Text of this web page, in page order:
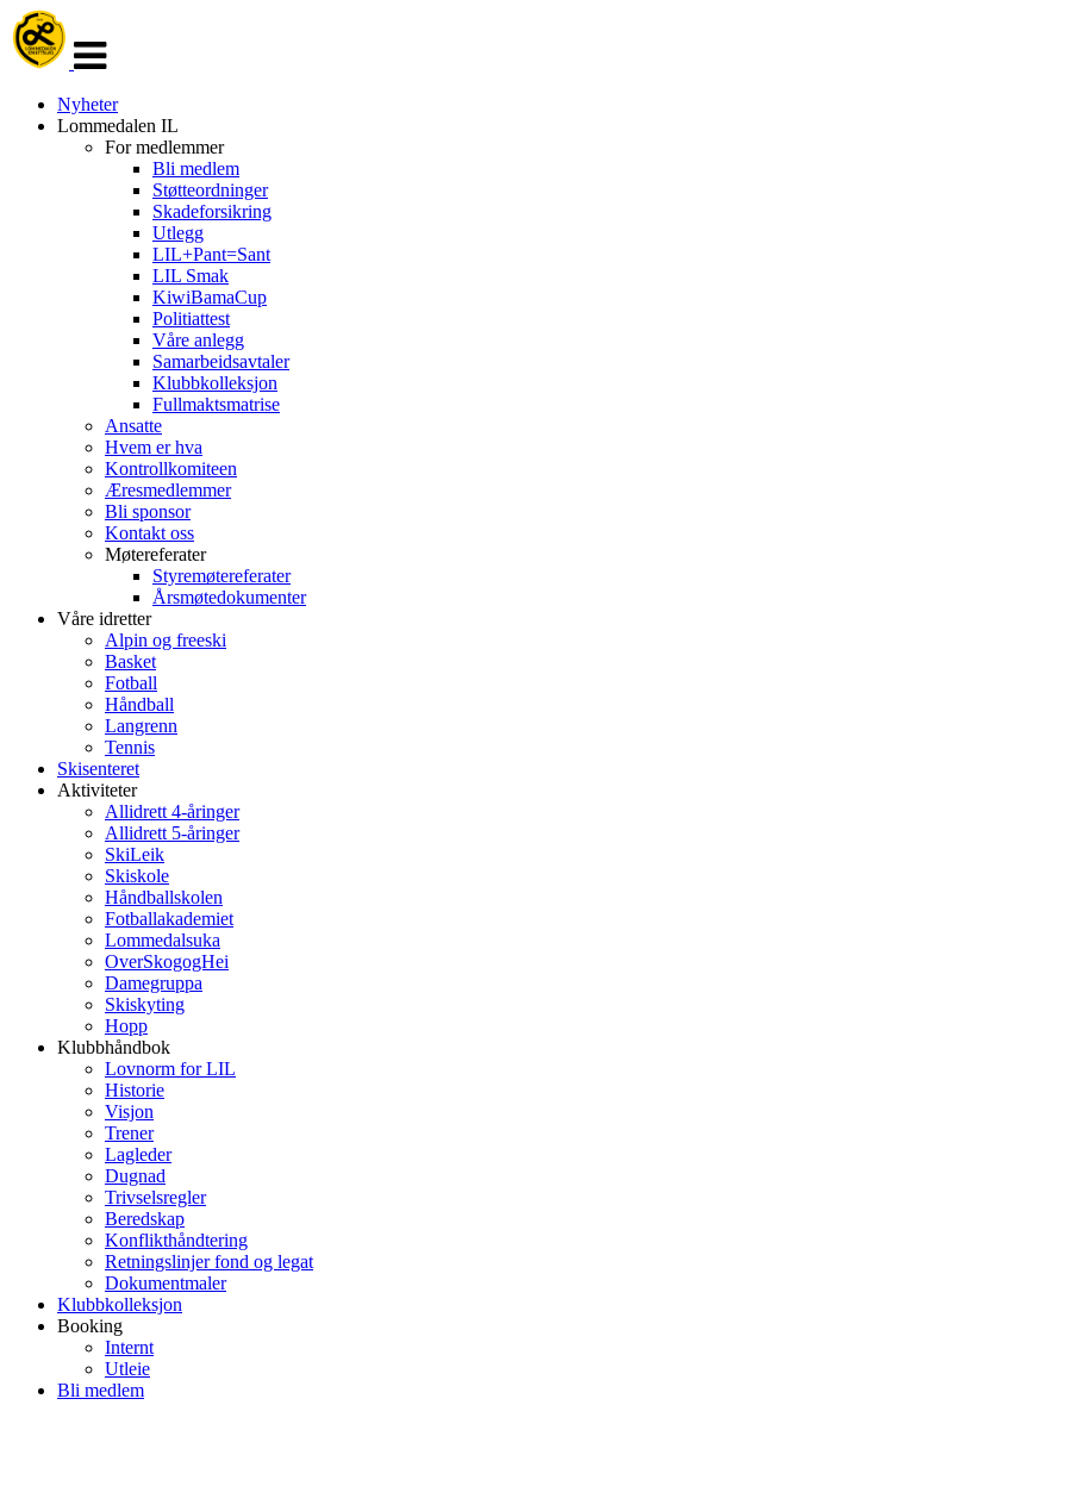
navigasjon
Nyheter
Lommedalen IL
For medlemmer
Bli medlem
Støtteordninger
Skadeforsikring
Utlegg
LIL+Pant=Sant
LIL Smak
KiwiBamaCup
Politiattest
Våre anlegg
Samarbeidsavtaler
Klubbkolleksjon
Fullmaktsmatrise
Ansatte
Hvem er hva
Kontrollkomiteen
Æresmedlemmer
Bli sponsor
Kontakt oss
Møtereferater
Styremøtereferater
Årsmøtedokumenter
Våre idretter
Alpin og freeski
Basket
Fotball
Håndball
Langrenn
Tennis
Skisenteret
Aktiviteter
Allidrett 4-åringer
Allidrett 5-åringer
SkiLeik
Skiskole
Håndballskolen
Fotballakademiet
Lommedalsuka
OverSkogogHei
Damegruppa
Skiskyting
Hopp
Klubbhåndbok
Lovnorm for LIL
Historie
Visjon
Trener
Lagleder
Dugnad
Trivselsregler
Beredskap
Konflikthåndtering
Retningslinjer fond og legat
Dokumentmaler
Klubbkolleksjon
Booking
Internt
Utleie
Bli medlem